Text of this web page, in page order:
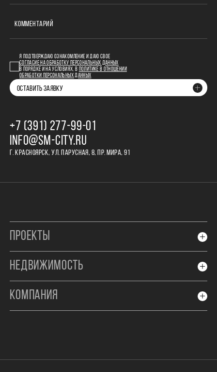
КОММЕНТАРИЙ
Я ПОДТВЕРЖДАЮ ОЗНАКОМЛЕНИЕ И ДАЮ СВОЕ
СОГЛАСИЕ НА ОБРАБОТКУ ПЕРСОНАЛЬНЫХ ДАННЫХ
В ПОРЯДКЕ И НА УСЛОВИЯХ, В
ПОЛИТИКЕ В ОТНОШЕНИИ
ОБРАБОТКИ ПЕРСОНАЛЬНЫХ ДАННЫХ
ОСТАВИТЬ ЗАЯВКУ
+7 (391) 277‒99‒01
INFO@SM-CITY.RU
Г. КРАСНОЯРСК, УЛ. ПАРУСНАЯ, 8, ПР. МИРА, 91
ПРОЕКТЫ
НЕДВИЖИМОСТЬ
КОМПАНИЯ